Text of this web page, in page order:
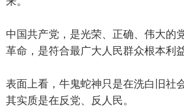
中国共产党，是光荣、正确、伟大的
革命，是符合最广大人民群众根本利
表面上看，牛鬼蛇神只是在洗白旧社
其实质是在反党、反人民。